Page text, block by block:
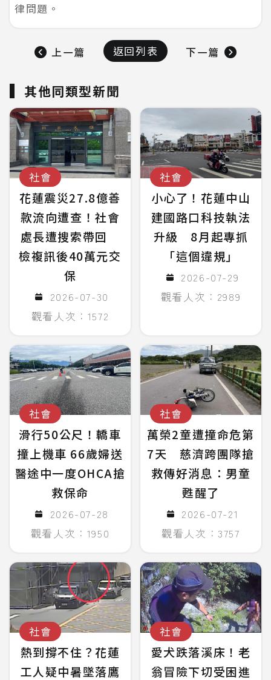
律問題。
上一篇 返回列表 下一篇
其他同類型新聞
社會
花蓮震災27.8億善
款流向遭查！社會
處長遭搜索帶回
檢複訊後40萬元交
保
2026-07-30
觀看人次：1572
社會
小心了！花蓮中山
建國路口科技執法
升級 8月起專抓
「這個違規」
2026-07-29
觀看人次：2989
社會
滑行50公尺！轎車
撞上機車 66歲婦送
醫途中一度OHCA搶
救保命
2026-07-28
觀看人次：1950
社會
萬榮2童遭撞命危第
7天 慈濟跨團隊搶
救傳好消息：男童
甦醒了
2026-07-21
觀看人次：3757
社會
熱到撐不住？花蓮
工人疑中暑墜落鷹
社會
愛犬跌落溪床！老
翁冒險下切受困進